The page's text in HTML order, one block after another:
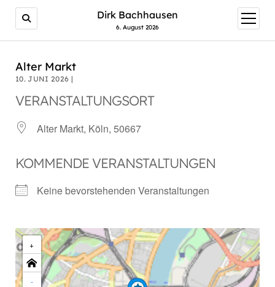
Dirk Bachhausen
6. August 2026
Menü
öffnen
Alter Markt
10. JUNI 2026 |
VERANSTALTUNGSORT
Alter Markt, Köln, 50667
KOMMENDE VERANSTALTUNGEN
Keine bevorstehenden Veranstaltungen
+
-